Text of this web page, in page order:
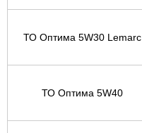
ТО Оптима 5W30 Lemarc
ТО Оптима 5W40